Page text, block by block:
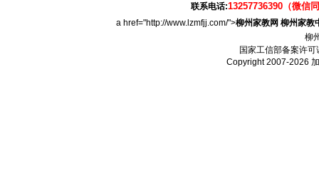
联系电话:13257736390（微信
a href="http://www.lzmfjj.com/">柳州家教网 柳州家教
柳
国家工信部备案许可
Copyright 2007-2026